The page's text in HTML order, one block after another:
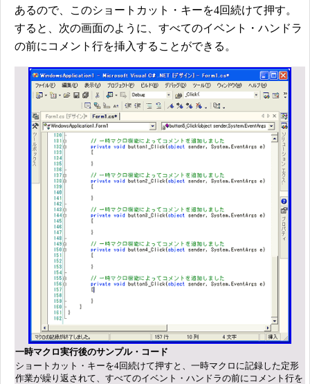
あるので、このショートカット・キーを4回続けて押す。
すると、次の画面のように、すべてのイベント・ハンドラ
の前にコメント行を挿入することができる。
一時マクロ実行後のサンプル・コード
ショートカット・キーを4回続けて押すと、一時マクロに記録した定形
作業が繰り返されて、すべてのイベント・ハンドラの前にコメント行を